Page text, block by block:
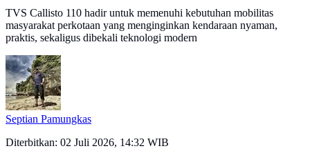
TVS Callisto 110 hadir untuk memenuhi kebutuhan mobilitas
masyarakat perkotaan yang menginginkan kendaraan nyaman,
praktis, sekaligus dibekali teknologi modern
Septian Pamungkas
Diterbitkan: 02 Juli 2026, 14:32 WIB